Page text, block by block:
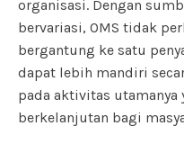
organisasi. Dengan
bervariasi, OMS tidak
bergantung ke satu
dapat lebih mandiri
pada aktivitas utamanya
berkelanjutan bagi